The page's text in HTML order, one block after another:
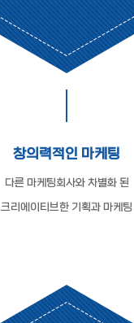
창의력적인 마케팅
다른 마케팅회사와 차별화 된
크리에이티브한 기획과 마케팅